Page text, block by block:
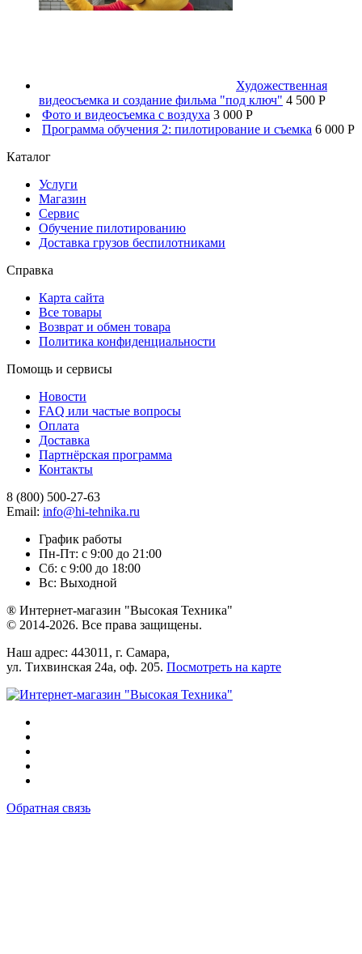
Художественная
видеосъемка и создание фильма "под ключ" 4 500 P
Фото и видеосъемка с воздуха 3 000 P
Программа обучения 2: пилотирование и съемка 6 000 P
Каталог
Услуги
Магазин
Сервис
Обучение пилотированию
Доставка грузов беспилотниками
Справка
Карта сайта
Все товары
Возврат и обмен товара
Политика конфиденциальности
Помощь и сервисы
Новости
FAQ или частые вопросы
Оплата
Доставка
Партнёрская программа
Контакты
8 (800) 500-27-63
Email: info@hi-tehnika.ru
График работы
Пн-Пт: с 9:00 до 21:00
Сб: с 9:00 до 18:00
Вс: Выходной
® Интернет-магазин "Высокая Техника"
© 2014-2026. Все права защищены.
Наш адрес: 443011, г. Самара,
ул. Тихвинская 24а, оф. 205. Посмотреть на карте
Обратная связь